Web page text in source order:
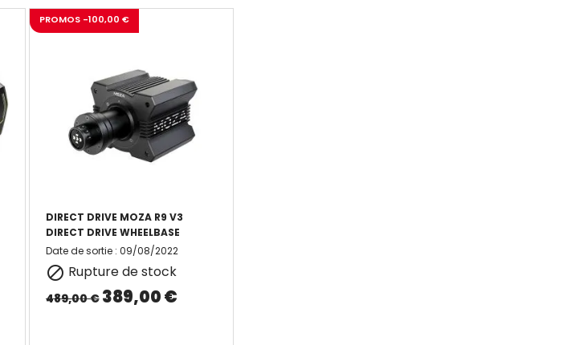
DIRECT DRIVE MOZA R9 V3
DIRECT DRIVE WHEELBASE
Date de sortie: 09/08/2022
 Rupture de stock
489,00 € 389,00 €
PROMOS -100,00 €